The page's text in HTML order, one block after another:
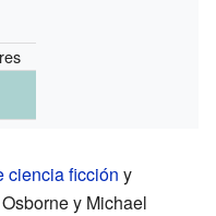
ciencia ficción y
y Michael